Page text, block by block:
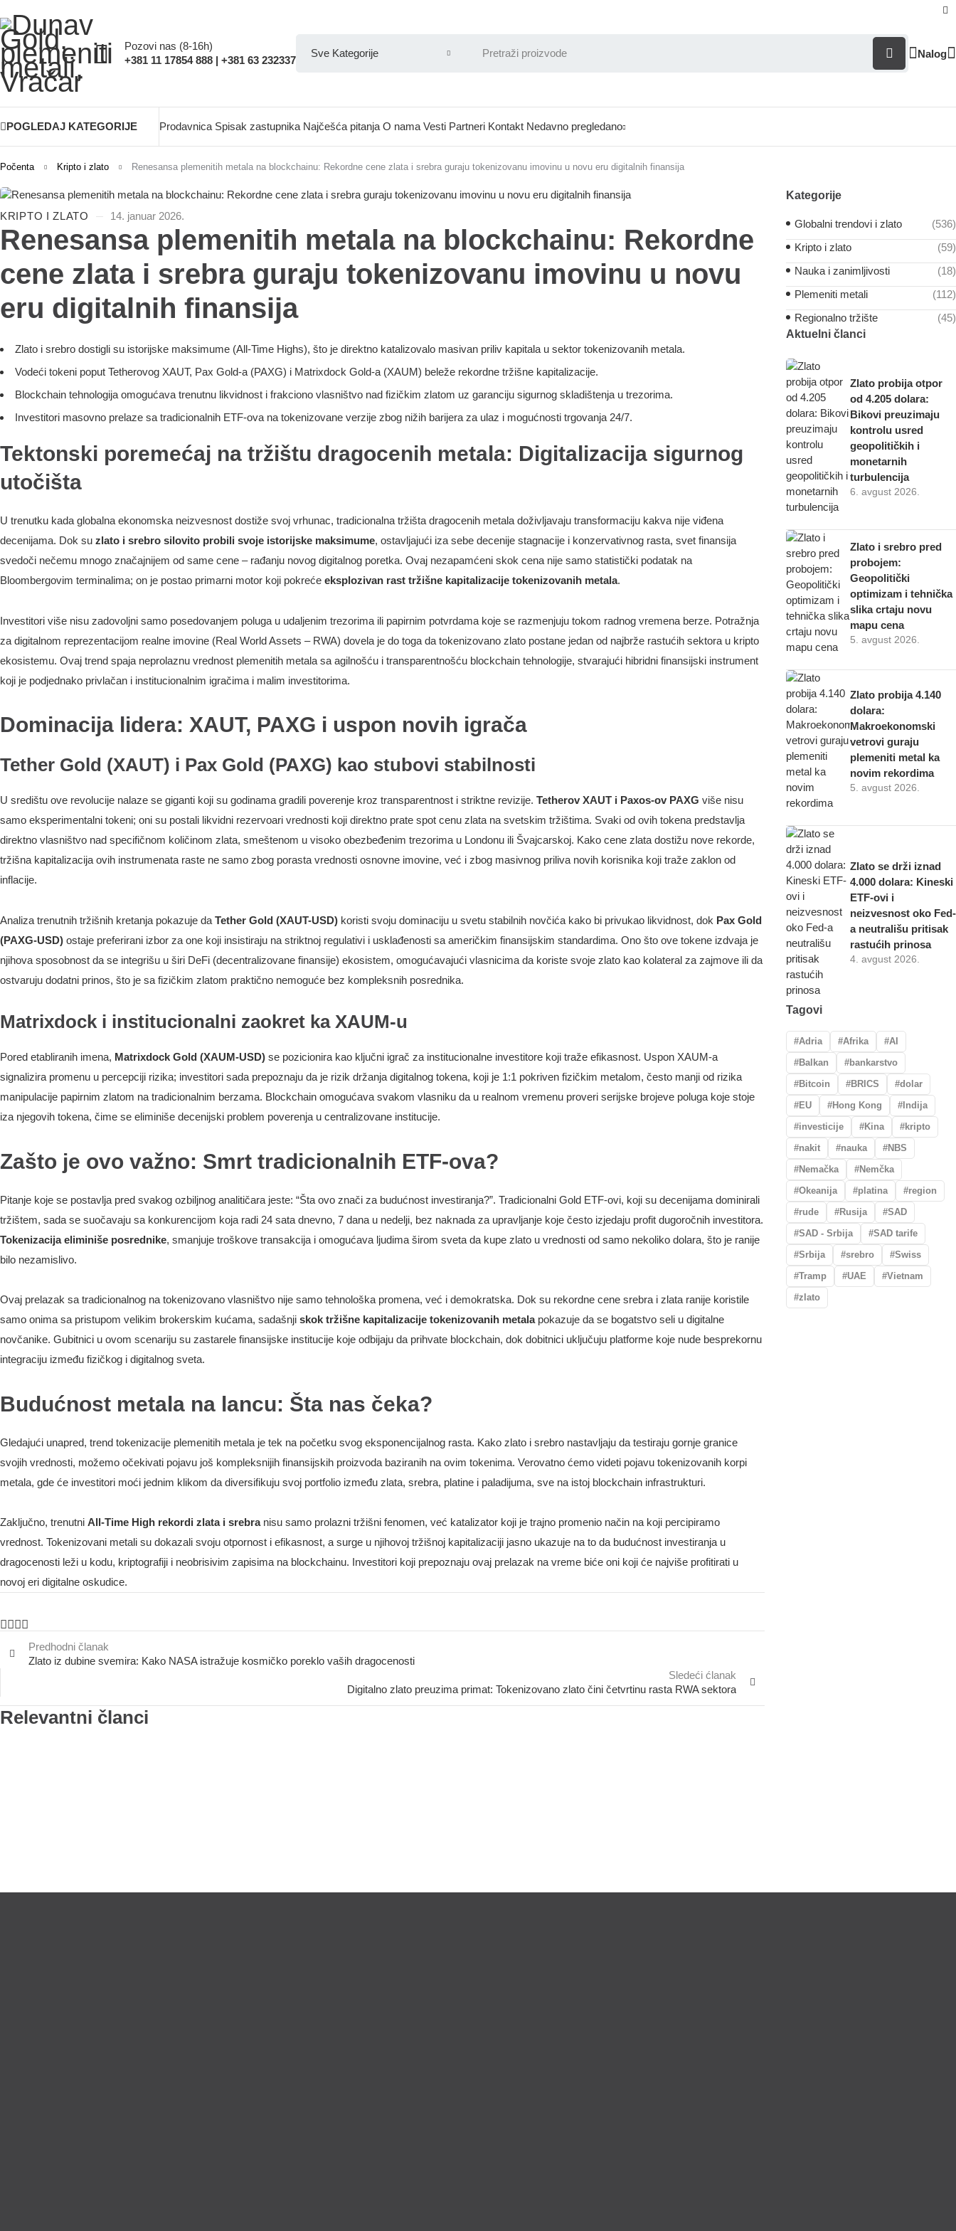
Pozovi nas (8-16h)
+381 11 17854 888 | +381 63 232337
Nalog
POGLEDAJ KATEGORIJE Prodavnica Spisak zastupnika Najčešća pitanja O nama Vesti Partneri Kontakt Nedavno pregledano
Počenta Kripto i zlato Renesansa plemenitih metala na blockchainu: Rekordne cene zlata i srebra guraju tokenizovanu imovinu u novu eru digitalnih finansija
KRIPTO I ZLATO 14. januar 2026.
Renesansa plemenitih metala na blockchainu: Rekordne
cene zlata i srebra guraju tokenizovanu imovinu u novu
eru digitalnih finansija
Zlato i srebro dostigli su istorijske maksimume (All-Time Highs), što je direktno katalizovalo masivan priliv kapitala u sektor tokenizovanih metala.
Vodeći tokeni poput Tetherovog XAUT, Pax Gold-a (PAXG) i Matrixdock Gold-a (XAUM) beleže rekordne tržišne kapitalizacije.
Blockchain tehnologija omogućava trenutnu likvidnost i frakciono vlasništvo nad fizičkim zlatom uz garanciju sigurnog skladištenja u trezorima.
Investitori masovno prelaze sa tradicionalnih ETF-ova na tokenizovane verzije zbog nižih barijera za ulaz i mogućnosti trgovanja 24/7.
Tektonski poremećaj na tržištu dragocenih metala: Digitalizacija sigurnog
utočišta
U trenutku kada globalna ekonomska neizvesnost dostiže svoj vrhunac, tradicionalna tržišta dragocenih metala doživljavaju transformaciju kakva nije viđena
decenijama. Dok su zlato i srebro silovito probili svoje istorijske maksimume, ostavljajući iza sebe decenije stagnacije i konzervativnog rasta, svet finansija
svedoči nečemu mnogo značajnijem od same cene – rađanju novog digitalnog poretka. Ovaj nezapamćeni skok cena nije samo statistički podatak na
Bloombergovim terminalima; on je postao primarni motor koji pokreće eksplozivan rast tržišne kapitalizacije tokenizovanih metala.
Investitori više nisu zadovoljni samo posedovanjem poluga u udaljenim trezorima ili papirnim potvrdama koje se razmenjuju tokom radnog vremena berze. Potražnja
za digitalnom reprezentacijom realne imovine (Real World Assets – RWA) dovela je do toga da tokenizovano zlato postane jedan od najbrže rastućih sektora u kripto
ekosistemu. Ovaj trend spaja neprolaznu vrednost plemenitih metala sa agilnošću i transparentnošću blockchain tehnologije, stvarajući hibridni finansijski instrument
koji je podjednako privlačan i institucionalnim igračima i malim investitorima.
Dominacija lidera: XAUT, PAXG i uspon novih igrača
Tether Gold (XAUT) i Pax Gold (PAXG) kao stubovi stabilnosti
U središtu ove revolucije nalaze se giganti koji su godinama gradili poverenje kroz transparentnost i striktne revizije. Tetherov XAUT i Paxos-ov PAXG više nisu
samo eksperimentalni tokeni; oni su postali likvidni rezervoari vrednosti koji direktno prate spot cenu zlata na svetskim tržištima. Svaki od ovih tokena predstavlja
direktno vlasništvo nad specifičnom količinom zlata, smeštenom u visoko obezbeđenim trezorima u Londonu ili Švajcarskoj. Kako cene zlata dostižu nove rekorde,
tržišna kapitalizacija ovih instrumenata raste ne samo zbog porasta vrednosti osnovne imovine, već i zbog masivnog priliva novih korisnika koji traže zaklon od
inflacije.
Analiza trenutnih tržišnih kretanja pokazuje da Tether Gold (XAUT-USD) koristi svoju dominaciju u svetu stabilnih novčića kako bi privukao likvidnost, dok Pax Gold
(PAXG-USD) ostaje preferirani izbor za one koji insistiraju na striktnoj regulativi i usklađenosti sa američkim finansijskim standardima. Ono što ove tokene izdvaja je
njihova sposobnost da se integrišu u širi DeFi (decentralizovane finansije) ekosistem, omogućavajući vlasnicima da koriste svoje zlato kao kolateral za zajmove ili da
ostvaruju dodatni prinos, što je sa fizičkim zlatom praktično nemoguće bez kompleksnih posrednika.
Matrixdock i institucionalni zaokret ka XAUM-u
Pored etabliranih imena, Matrixdock Gold (XAUM-USD) se pozicionira kao ključni igrač za institucionalne investitore koji traže efikasnost. Uspon XAUM-a
signalizira promenu u percepciji rizika; investitori sada prepoznaju da je rizik držanja digitalnog tokena, koji je 1:1 pokriven fizičkim metalom, često manji od rizika
manipulacije papirnim zlatom na tradicionalnim berzama. Blockchain omogućava svakom vlasniku da u realnom vremenu proveri serijske brojeve poluga koje stoje
iza njegovih tokena, čime se eliminiše decenijski problem poverenja u centralizovane institucije.
Zašto je ovo važno: Smrt tradicionalnih ETF-ova?
Pitanje koje se postavlja pred svakog ozbiljnog analitičara jeste: “Šta ovo znači za budućnost investiranja?”. Tradicionalni Gold ETF-ovi, koji su decenijama dominirali
tržištem, sada se suočavaju sa konkurencijom koja radi 24 sata dnevno, 7 dana u nedelji, bez naknada za upravljanje koje često izjedaju profit dugoročnih investitora.
Tokenizacija eliminiše posrednike, smanjuje troškove transakcija i omogućava ljudima širom sveta da kupe zlato u vrednosti od samo nekoliko dolara, što je ranije
bilo nezamislivo.
Ovaj prelazak sa tradicionalnog na tokenizovano vlasništvo nije samo tehnološka promena, već i demokratska. Dok su rekordne cene srebra i zlata ranije koristile
samo onima sa pristupom velikim brokerskim kućama, sadašnji skok tržišne kapitalizacije tokenizovanih metalapokazuje da se bogatstvo seli u digitalne
novčanike. Gubitnici u ovom scenariju su zastarele finansijske institucije koje odbijaju da prihvate blockchain, dok dobitnici uključuju platforme koje nude besprekornu
integraciju između fizičkog i digitalnog sveta.
Budućnost metala na lancu: Šta nas čeka?
Gledajući unapred, trend tokenizacije plemenitih metala je tek na početku svog eksponencijalnog rasta. Kako zlato i srebro nastavljaju da testiraju gornje granice
svojih vrednosti, možemo očekivati pojavu još kompleksnijih finansijskih proizvoda baziranih na ovim tokenima. Verovatno ćemo videti pojavu tokenizovanih korpi
metala, gde će investitori moći jednim klikom da diversifikuju svoj portfolio između zlata, srebra, platine i paladijuma, sve na istoj blockchain infrastrukturi.
Zaključno, trenutni All-Time High rekordi zlata i srebranisu samo prolazni tržišni fenomen, već katalizator koji je trajno promenio način na koji percipiramo
vrednost. Tokenizovani metali su dokazali svoju otpornost i efikasnost, a surge u njihovoj tržišnoj kapitalizaciji jasno ukazuje na to da budućnost investiranja u
dragocenosti leži u kodu, kriptografiji i neobrisivim zapisima na blockchainu. Investitori koji prepoznaju ovaj prelazak na vreme biće oni koji će najviše profitirati u
novoj eri digitalne oskudice.
Predhodni članak
Zlato iz dubine svemira: Kako NASA istražuje kosmičko poreklo vaših dragocenosti
Sledeći ćlanak
Digitalno zlato preuzima primat: Tokenizovano zlato čini četvrtinu rasta RWA sektora
Relevantni članci
Kategorije
Globalni trendovi i zlato
(536)
Kripto i zlato
(59)
Nauka i zanimljivosti
(18)
Plemeniti metali
(112)
Regionalno tržište
(45)
Aktuelni članci
Zlato probija otpor
od 4.205 dolara:
Bikovi preuzimaju
kontrolu usred
geopolitičkih i
monetarnih
turbulencija
6. avgust 2026.
Zlato i srebro pred
probojem:
Geopolitički
optimizam i tehnička
slika crtaju novu
mapu cena
5. avgust 2026.
Zlato probija 4.140
dolara:
Makroekonomski
vetrovi guraju
plemeniti metal ka
novim rekordima
5. avgust 2026.
Zlato se drži iznad
4.000 dolara: Kineski
ETF-ovi i
neizvesnost oko Fed-
a neutrališu pritisak
rastućih prinosa
4. avgust 2026.
Tagovi
Adria Afrika
AI
Balkan
bankarstvo
Bitcoin
BRICS
dolar
EU
Hong Kong
Indija
investicije
Kina
kripto
nakit
nauka
NBS
Nemačka
Nemčka
Okeanija
platina
region
rude
Rusija
SAD
SAD - Srbija
SAD tarife
Srbija
srebro
Swiss
Tramp
UAE
Vietnam
zlato